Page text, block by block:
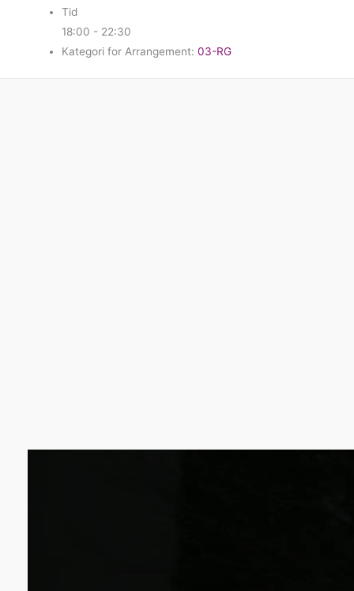
Tid
18:00 - 22:30
Kategori for Arrangement: 03-RG